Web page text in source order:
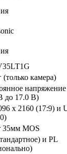
(только камера)
до 17.0 В)
x 2160 (17:9) и
35мм MOS
и PL